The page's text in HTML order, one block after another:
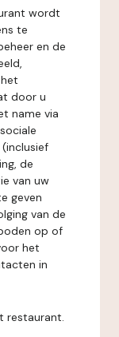
wordt
te
en de
door u
name via
de
van uw
geven
van de
op of
het
in
restaurant.